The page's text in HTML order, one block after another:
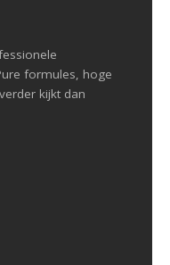
formules, hoge
kijkt dan